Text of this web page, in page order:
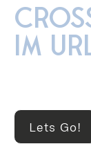
IM
Lets Go!